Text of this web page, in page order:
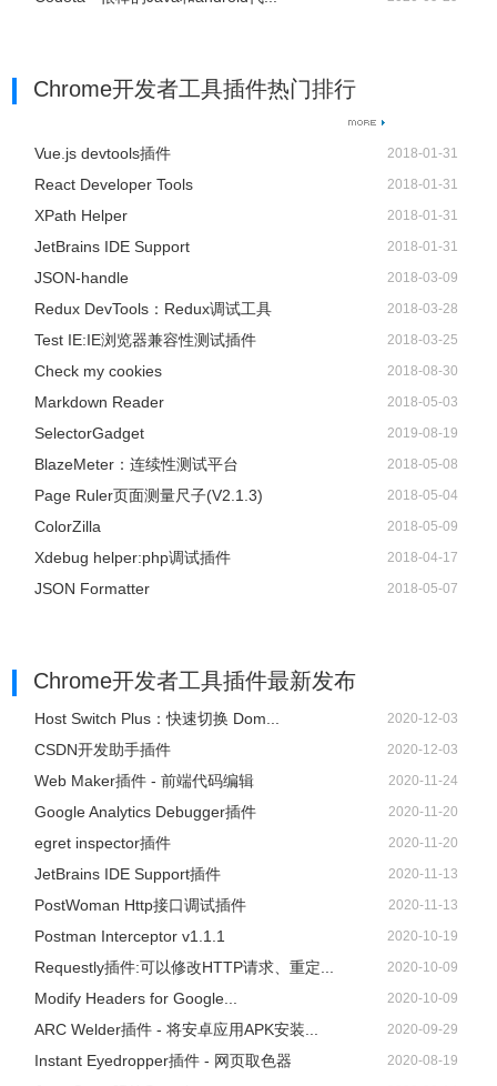
Chrome开发者工具插件热门排行
Vue.js devtools插件 2018-01-31
React Developer Tools 2018-01-31
XPath Helper 2018-01-31
JetBrains IDE Support 2018-01-31
JSON-handle 2018-03-09
Redux DevTools：Redux调试工具 2018-03-28
Test IE:IE浏览器兼容性测试插件 2018-03-25
Check my cookies 2018-08-30
Markdown Reader 2018-05-03
SelectorGadget 2019-08-19
BlazeMeter：连续性测试平台 2018-05-08
Page Ruler页面测量尺子(V2.1.3) 2018-05-04
ColorZilla 2018-05-09
Xdebug helper:php调试插件 2018-04-17
JSON Formatter 2018-05-07
Chrome开发者工具插件最新发布
Host Switch Plus：快速切换 Dom... 2020-12-03
CSDN开发助手插件 2020-12-03
Web Maker插件 - 前端代码编辑 2020-11-24
Google Analytics Debugger插件 2020-11-20
egret inspector插件 2020-11-20
JetBrains IDE Support插件 2020-11-13
PostWoman Http接口调试插件 2020-11-13
Postman Interceptor v1.1.1 2020-10-19
Requestly插件:可以修改HTTP请求、重定... 2020-10-09
Modify Headers for Google... 2020-10-09
ARC Welder插件 - 将安卓应用APK安装... 2020-09-29
Instant Eyedropper插件 - 网页取色器 2020-08-19